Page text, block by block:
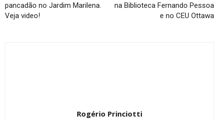
pancadão no Jardim Marilena.
Veja video!
na Biblioteca Fernando Pessoa
e no CEU Ottawa
Rogério Princiotti